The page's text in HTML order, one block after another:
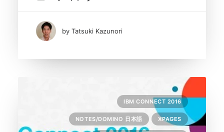
by Tatsuki Kazunori
IBM CONNECT 2016
NOTES/DOMINO 日本語 XPAGES